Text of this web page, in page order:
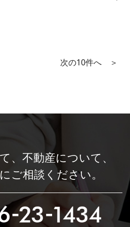
＞
、 不動産について、
ご相談ください。